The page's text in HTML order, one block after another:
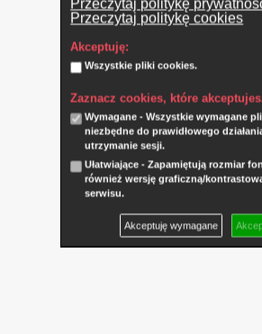
Przeczytaj politykę
Przeczytaj politykę cookies
Akceptuję:
Wszystkie pliki cookies.
Zaznacz cookies, które
Wymagane - Wszystkie wymagane
niezbędne do prawidłowego
utrzymanie sesji.
Ułatwiające - Zapamiętują rozmiar
również wersję graficzną/
serwisu.
Akceptuję wymagane